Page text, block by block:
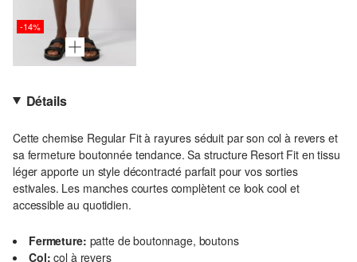
-14%
Détails
Cette chemise Regular Fit à rayures séduit par son col à revers et
sa fermeture boutonnée tendance. Sa structure Resort Fit en tissu
léger apporte un style décontracté parfait pour vos sorties
estivales. Les manches courtes complètent ce look cool et
accessible au quotidien.
Fermeture: patte de boutonnage, boutons
Col: col à revers